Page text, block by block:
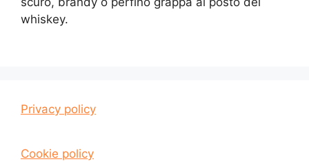
whiskey.
Privacy policy
Cookie policy